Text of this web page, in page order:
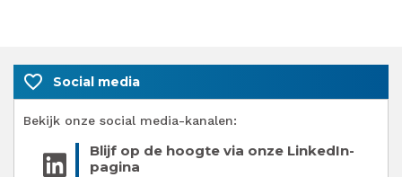
favorite_border Social media
Bekijk onze social media-kanalen:
Blijf op de hoogte via onze LinkedIn-
pagina